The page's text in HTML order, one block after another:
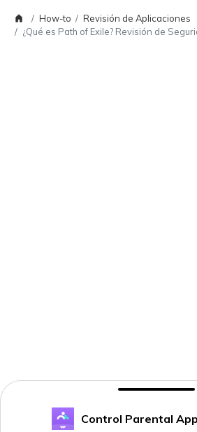
Control Parental
How-to
Revisión de Aplicaciones
¿Qué es Path of Exile? Revisión de